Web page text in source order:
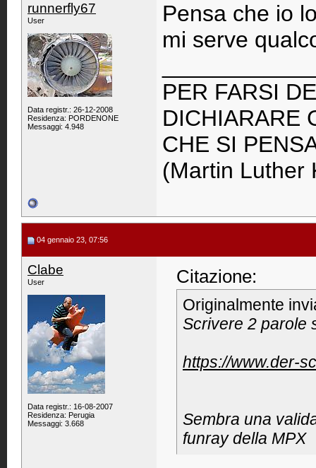
runnerfly67
User
Data registr.: 26-12-2008
Residenza: PORDENONE
Messaggi: 4.948
Pensa che io
mi serve
PER FARSI
DICHIARARE
CHE SI
(Martin Luther
04 gennaio 23, 07:56
Clabe
User
Data registr.: 16-08-2007
Residenza: Perugia
Messaggi: 3.668
Citazione:
Originalmente
Scrivere 2 parole
https://www.der-
Sembra una
funray della MPX